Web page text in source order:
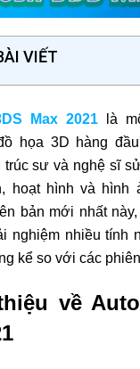
VIẾT
Max 2021 là
họa 3D hàng
trúc sư và nghệ sĩ
hoạt hình và hình
bản mới nhất
nghiệm nhiều tính
kể so với các
về